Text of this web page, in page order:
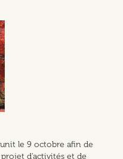
le 9 octobre afin de
d'activités et de